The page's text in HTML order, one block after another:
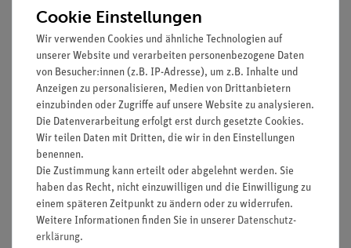
nachbestellt werden.
Ausstattung und technische
Daten
Das Set enthält die erforderlichen
Set Polymerchemie (15305-88) und beinhaltet Zubehör
für 1 Gruppe
1 x Butanbrenner Labogaz 470
1 x Butan-Kartusche CV 300
1 x Kompaktwaage
Cookie Einstellungen
Wir verwenden Cookies und ähnliche Technologien auf
unserer Website und verarbeiten personenbezogene Daten
von Besucher:innen (z.B. IP-Adresse), um z.B. Inhalte und
Anzeigen zu personalisieren, Medien von Drittanbietern
einzubinden oder Zugriffe auf unsere Website zu analysieren.
Die Datenverarbeitung erfolgt erst durch gesetzte Cookies.
Wir teilen Daten mit Dritten, die wir in den Einstellungen
benennen.
Die Zustimmung kann erteilt oder abgelehnt werden. Sie
haben das Recht, nicht einzuwilligen und die Einwilligung zu
einem späteren Zeitpunkt zu ändern oder zu widerrufen.
Weitere Informationen finden Sie in unserer Daten­schutz­
erklärung.